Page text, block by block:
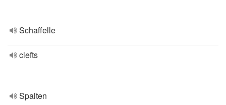
Schaffelle
clefts
Spalten